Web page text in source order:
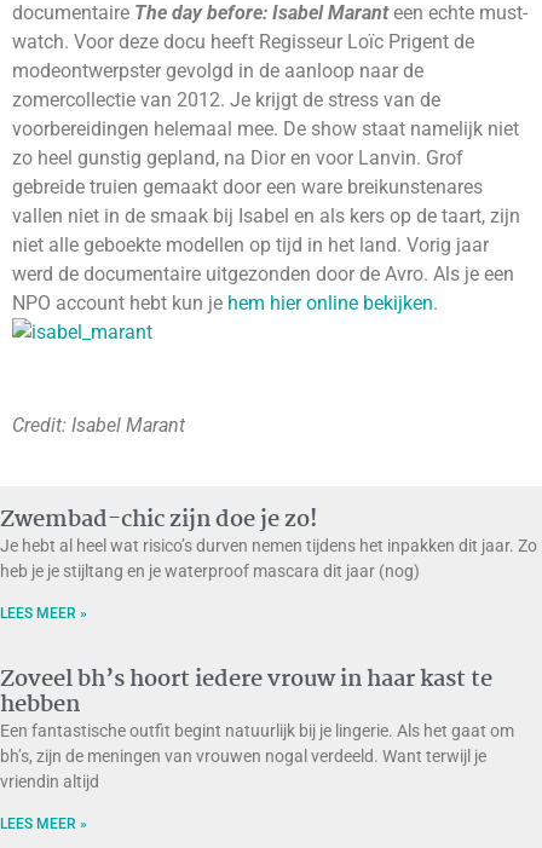
documentaire The day before: Isabel Maranteen echte must-
watch. Voor deze docu heeft Regisseur Loïc Prigent de
modeontwerpster gevolgd in de aanloop naar de
zomercollectie van 2012. Je krijgt de stress van de
voorbereidingen helemaal mee. De show staat namelijk niet
zo heel gunstig gepland, na Dior en voor Lanvin. Grof
gebreide truien gemaakt door een ware breikunstenares
vallen niet in de smaak bij Isabel en als kers op de taart, zijn
niet alle geboekte modellen op tijd in het land. Vorig jaar
werd de documentaire uitgezonden door de Avro. Als je een
NPO account hebt kun je hem hier online bekijken.
Credit: Isabel Marant
Zwembad-chic zijn doe je zo!
Je hebt al heel wat risico’s durven nemen tijdens het inpakken dit jaar. Zo
heb je je stijltang en je waterproof mascara dit jaar (nog)
LEES MEER »
Zoveel bh’s hoort iedere vrouw in haar kast te
hebben
Een fantastische outfit begint natuurlijk bij je lingerie. Als het gaat om
bh’s, zijn de meningen van vrouwen nogal verdeeld. Want terwijl je
vriendin altijd
LEES MEER »